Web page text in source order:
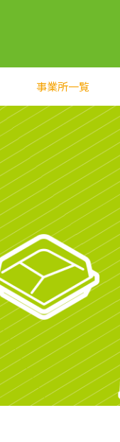
事業所一覧